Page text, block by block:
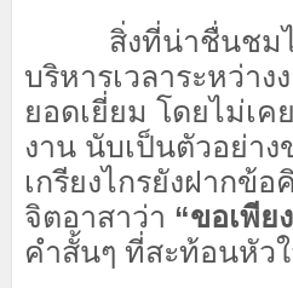
สิ่งที่น่าชื่นชมไม่
บริหารเวลาระหว่า
ยอดเยี่ยม โดยไม่เ
งาน นับเป็นตัวอย่า
เกรียงไกรยังฝากข้
จิตอาสาว่า “ขอเพีย
คำสั้นๆ ที่สะท้อนหัว